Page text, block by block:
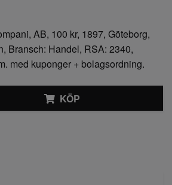
AB, 100 kr, 1897, Göteborg,
Bransch: Handel, RSA: 2340,
med kuponger + bolagsordning.
KÖP